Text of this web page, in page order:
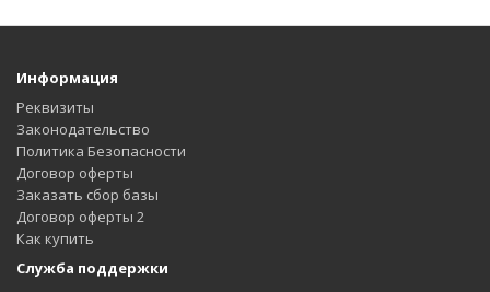
Информация
Реквизиты
Законодательство
Политика Безопасности
Договор оферты
Заказать сбор базы
Договор оферты 2
Как купить
Служба поддержки